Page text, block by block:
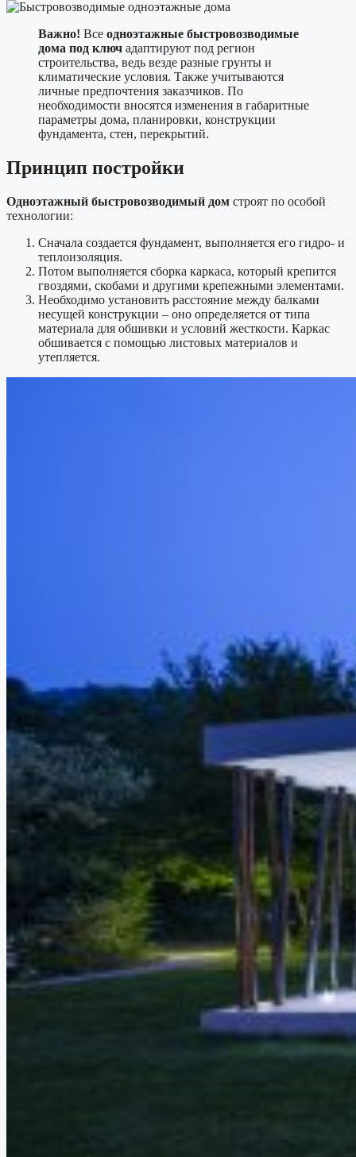
Важно! Все одноэтажные быстровозводимые
дома под ключ адаптируют под регион
строительства, ведь везде разные грунты и
климатические условия. Также учитываются
личные предпочтения заказчиков. По
необходимости вносятся изменения в габаритные
параметры дома, планировки, конструкции
фундамента, стен, перекрытий.
Принцип постройки
Одноэтажный быстровозводимый дом строят по особой
технологии:
Сначала создается фундамент, выполняется его гидро- и
теплоизоляция.
Потом выполняется сборка каркаса, который крепится
гвоздями, скобами и другими крепежными элементами.
Необходимо установить расстояние между балками
несущей конструкции – оно определяется от типа
материала для обшивки и условий жесткости. Каркас
обшивается с помощью листовых материалов и
утепляется.